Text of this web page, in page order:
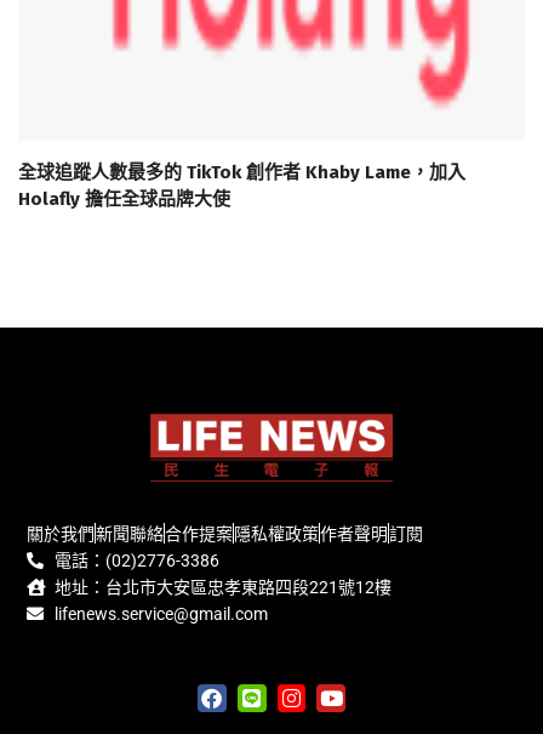
全球追蹤人數最多的 TikTok 創作者 Khaby Lame，加入
Holafly 擔任全球品牌大使
關於我們新聞聯絡合作提案隱私權政策作者聲明訂閱
電話：(02)2776-3386
地址：台北市大安區忠孝東路四段221號12樓
lifenews.service@gmail.com